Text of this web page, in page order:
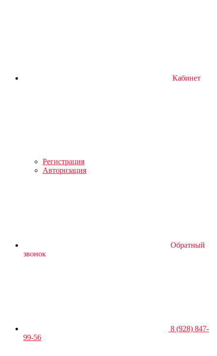
Кабинет
Регистрация
Авторизация
Обратный
звонок
8 (928) 847-
99-56